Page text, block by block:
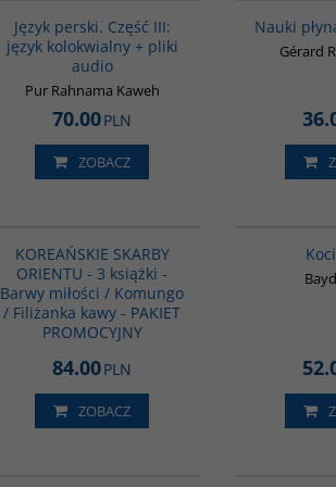
Język perski. Część III:
język kolokwialny + pliki
audio
Pur Rahnama Kaweh
70.00PLN
ZOBACZ
Nauki
Gérard
KOREAŃSKIE SKARBY
ORIENTU - 3 książki -
Barwy miłości / Komungo
/ Filiżanka kawy - PAKIET
PROMOCYJNY
84.00PLN
ZOBACZ